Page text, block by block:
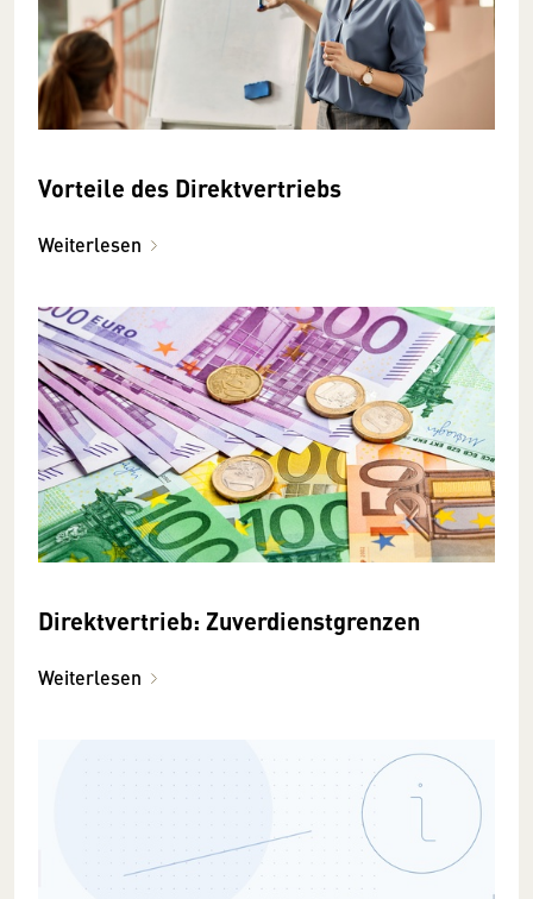
Vorteile des Direktvertriebs
Weiterlesen
Direktvertrieb: Zuverdienst­grenzen
Weiterlesen